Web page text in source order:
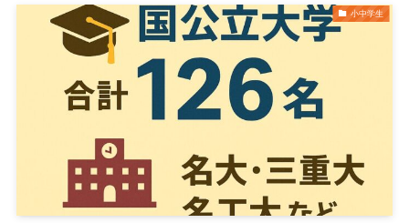
小中学生